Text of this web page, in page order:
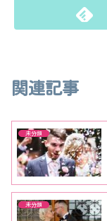
関連記事
未分類
未分類